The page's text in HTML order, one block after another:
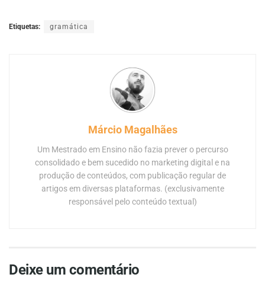
Etiquetas: gramática
Márcio Magalhães
Um Mestrado em Ensino não fazia prever o percurso
consolidado e bem sucedido no marketing digital e na
produção de conteúdos, com publicação regular de
artigos em diversas plataformas. (exclusivamente
responsável pelo conteúdo textual)
Deixe um comentário